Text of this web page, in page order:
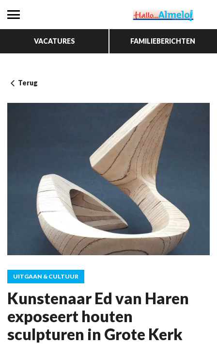
VACATURES FAMILIEBERICHTEN
Terug
UITGAAN & CULTUUR
Kunstenaar Ed van Haren
exposeert houten
sculpturen in Grote Kerk